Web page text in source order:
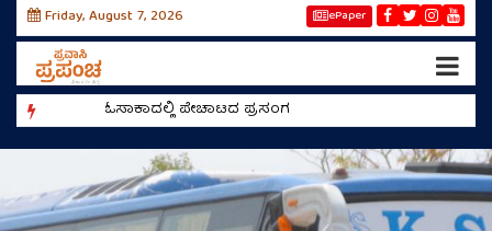
Friday, August 7, 2026 ePaper
ಓಸಾಕಾದಲ್ಲಿ ಪೇಚಾಟದ ಪ್ರಸಂಗ